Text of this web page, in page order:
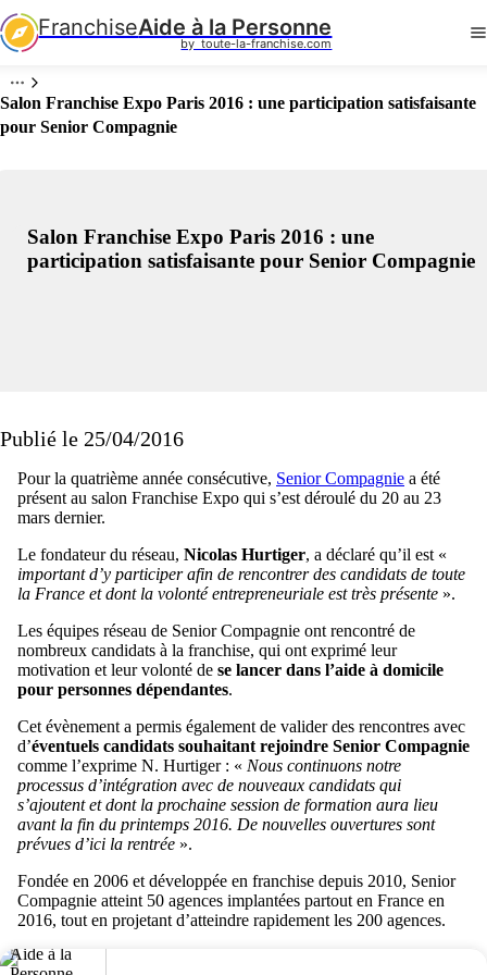
FranchiseAide à la Personne
by  toute-la-franchise.com
Salon Franchise Expo Paris 2016 : une participation satisfaisante
pour Senior Compagnie
Salon Franchise Expo Paris 2016 : une
participation satisfaisante pour Senior Compagnie
Publié le 25/04/2016
Pour la quatrième année consécutive, Senior Compagnie a été
présent au salon Franchise Expo qui s’est déroulé du 20 au 23
mars dernier.
Le fondateur du réseau, Nicolas Hurtiger, a déclaré qu’il est «
important d’y participer afin de rencontrer des candidats de toute
la France et dont la volonté entrepreneuriale est très présente ».
Les équipes réseau de Senior Compagnie ont rencontré de
nombreux candidats à la franchise, qui ont exprimé leur
motivation et leur volonté de se lancer dans l’aide à domicile
pour personnes dépendantes.
Cet évènement a permis également de valider des rencontres avec
d’éventuels candidats souhaitant rejoindre Senior Compagnie
comme l’exprime N. Hurtiger : « Nous continuons notre
processus d’intégration avec de nouveaux candidats qui
s’ajoutent et dont la prochaine session de formation aura lieu
avant la fin du printemps 2016. De nouvelles ouvertures sont
prévues d’ici la rentrée ».
Fondée en 2006 et développée en franchise depuis 2010, Senior
Compagnie atteint 50 agences implantées partout en France en
2016, tout en projetant d’atteindre rapidement les 200 agences.